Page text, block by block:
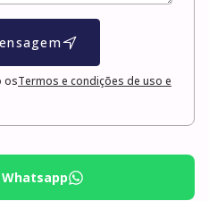
osTermos e condições de uso e